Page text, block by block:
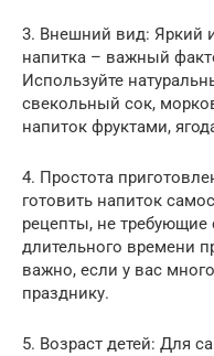
3. Внешний вид: Яркий
напитка – важный
Используйте
свекольный сок,
напиток фруктами,
4. Простота
готовить напиток
рецепты, не
длительного времени
важно, если у вас
празднику.
5. Возраст детей: Для